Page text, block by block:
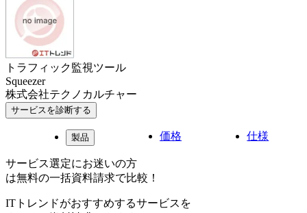
トラフィック監視ツール
Squeezer
株式会社テクノカルチャー
サービスを診断する
製品 価格 仕様
サービス選定にお迷いの方
は無料の一括資料請求で比較！
ITトレンドがおすすめするサービスを